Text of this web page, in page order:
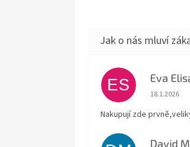
ES Eva
18.1.2026
Nakupují zde
David